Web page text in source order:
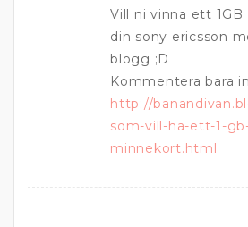
Vill ni vinna ett
din sony ericsson
blogg ;D
Kommentera bara
http://
som-vill-ha-ett-1-
minnekort.html